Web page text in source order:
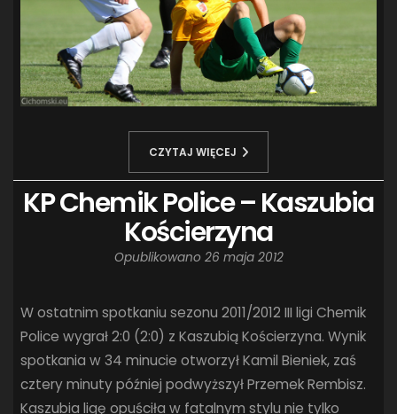
CZYTAJ WIĘCEJ
KP Chemik Police – Kaszubia
Kościerzyna
Opublikowano 26 maja 2012
W ostatnim spotkaniu sezonu 2011/2012 III ligi Chemik
Police wygrał 2:0 (2:0) z Kaszubią Kościerzyna. Wynik
spotkania w 34 minucie otworzył Kamil Bieniek, zaś
cztery minuty później podwyższył Przemek Rembisz.
Kaszubia ligę opuściła w fatalnym stylu nie tylko